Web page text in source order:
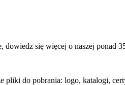
dowiedz się więcej o naszej ponad
pliki do pobrania: logo, katalogi,